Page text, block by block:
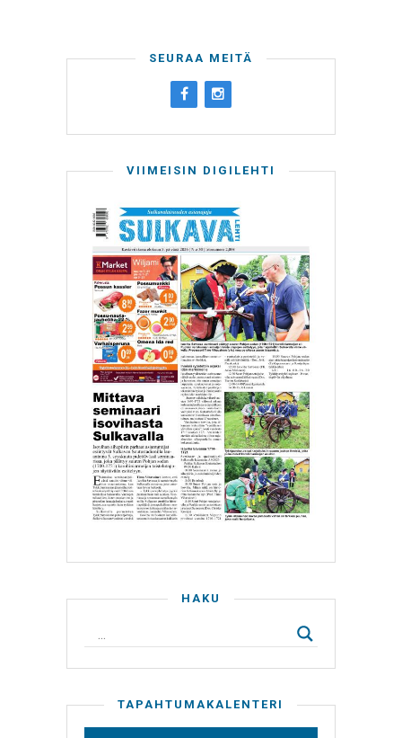
SEURAA MEITÄ
VIIMEISIN DIGILEHTI
HAKU
TAPAHTUMAKALENTERI